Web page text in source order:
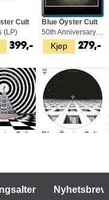
Cult
(LP)
399,- Kjøp
Blue Öyster Cult
50th Anniversary Live - Third Night (BD)
279,-
Cult
Blue Öyster Cult
Nyhetsbrev